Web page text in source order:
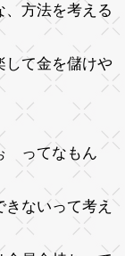
方法を考える
て金を儲けや
ってなもん
ないって考え